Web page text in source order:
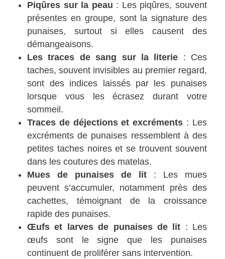
Piqûres sur la peau : Les piqûres, souvent
présentes en groupe, sont la signature des
punaises, surtout si elles causent des
démangeaisons.
Les traces de sang sur la literie : Ces
taches, souvent invisibles au premier regard,
sont des indices laissés par les punaises
lorsque vous les écrasez durant votre
sommeil.
Traces de déjections et excréments : Les
excréments de punaises ressemblent à des
petites taches noires et se trouvent souvent
dans les coutures des matelas.
Mues de punaises de lit : Les mues
peuvent s’accumuler, notamment près des
cachettes, témoignant de la croissance
rapide des punaises.
Œufs et larves de punaises de lit : Les
œufs sont le signe que les punaises
continuent de proliférer sans intervention.